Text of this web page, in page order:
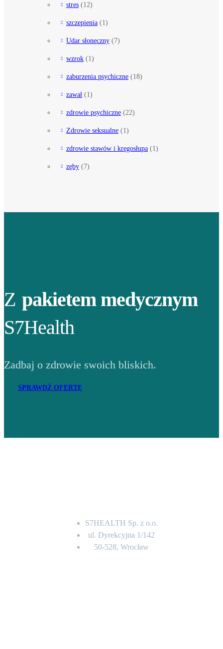
stres (12)
szczepienia (1)
Udar słoneczny (7)
wzrok (1)
zaburzenia psychiczne (18)
zawał (1)
zdrowie psychiczne (22)
Zdrowie seksualne (1)
zdrowie stawów i kręgosłupa (1)
zęby (7)
Z pakietem medycznym
S7Health
Zadbaj o zdrowie swoich bliskich.
SPRAWDŹ OFERTĘ
S7HEALTH Sp. z o.o.
ul. Dyrekcyjna 1/142
50-528, Wrocław